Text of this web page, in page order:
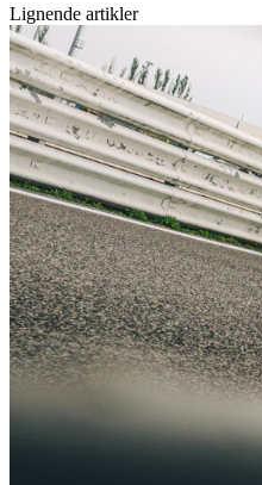
Lignende artikler